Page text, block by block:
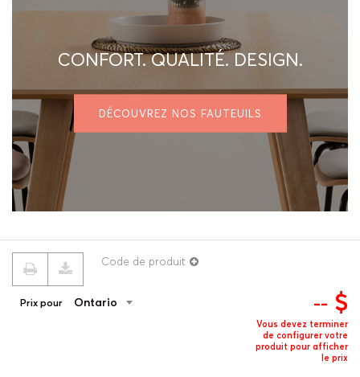
CONFORT. QUALITÉ. DESIGN.
DÉCOUVREZ NOS FAUTEUILS
Politique de confidentialité
Code de produit
Prix pour Ontario -- $
Vous devez terminer
de configurer votre
produit pour afficher
le prix